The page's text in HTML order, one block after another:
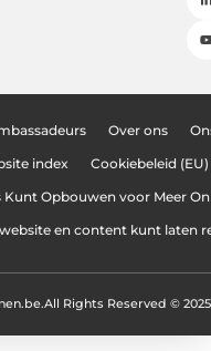
Over ons
index Cookiebeleid (EU)
Opbouwen voor Meer
en content kunt laten
All Rights Reserved © 2025